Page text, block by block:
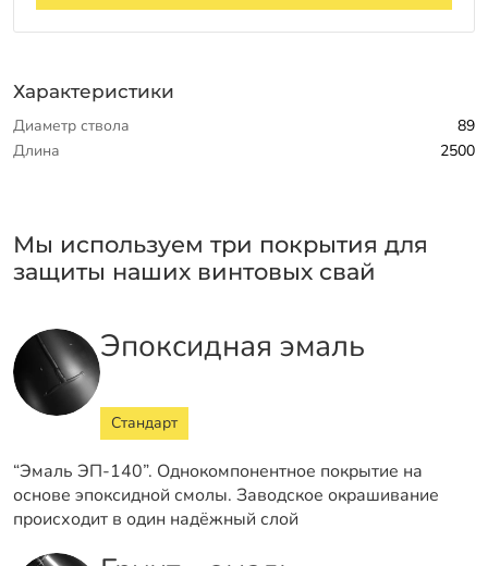
Характеристики
Диаметр ствола
89
Длина
2500
Мы используем три покрытия для
защиты наших винтовых свай
Эпоксидная эмаль
Стандарт
“Эмаль ЭП-140”. Однокомпонентное покрытие на
основе эпоксидной смолы. Заводское окрашивание
происходит в один надёжный слой